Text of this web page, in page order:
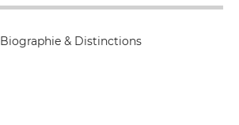
Biographie & Distinctions